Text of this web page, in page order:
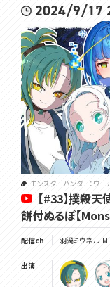
2024/9/17
モンスターハンター：ワー
【#33】撲殺
餅付ぬるぽ【
配信ch 羽渦ミウネル -
出演